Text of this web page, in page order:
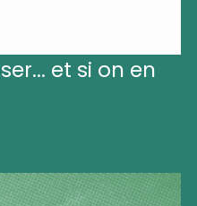
et si on en